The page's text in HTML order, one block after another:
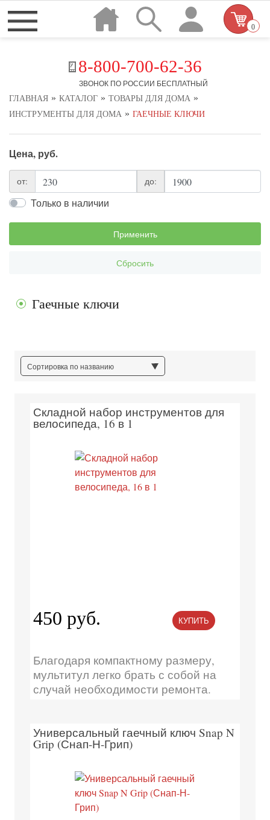
8-800-700-62-36
ЗВОНОК ПО РОССИИ БЕСПЛАТНЫЙ
0
ГЛАВНАЯ » КАТАЛОГ » ТОВАРЫ ДЛЯ ДОМА »
ИНСТРУМЕНТЫ ДЛЯ ДОМА » ГАЕЧНЫЕ КЛЮЧИ
Цена, руб.
от: до:
Только в наличии
Применить
Сбросить
Гаечные ключи
Сортировка по названию
Складной набор инструментов для
велосипеда, 16 в 1
450 руб. КУПИТЬ
Благодаря компактному размеру,
мультитул легко брать с собой на
случай необходимости ремонта.
Универсальный гаечный ключ Snap N
Grip (Снап-Н-Грип)